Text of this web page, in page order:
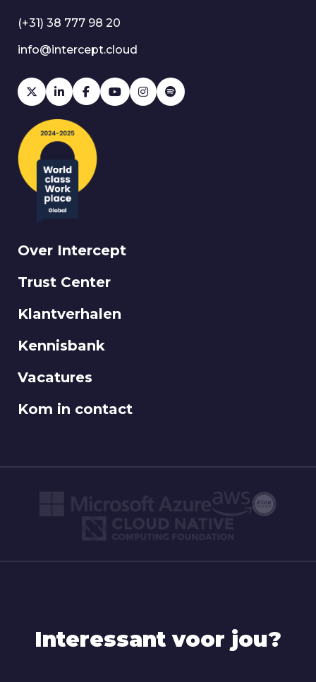
Over Intercept
Trust Center
Klantverhalen
Kennisbank
Vacatures
Kom in contact
(+31) 38 777 98 20
info@intercept.cloud
Interessant voor jou?